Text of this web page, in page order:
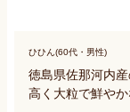
ひひん(60代・男性)
徳島県佐那河内
高く大粒で鮮や